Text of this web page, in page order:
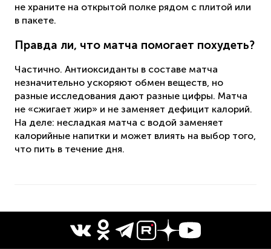
не храните на открытой полке рядом с плитой или
в пакете.
Правда ли, что матча помогает похудеть?
Частично. Антиоксиданты в составе матча
незначительно ускоряют обмен веществ, но
разные исследования дают разные цифры. Матча
не «сжигает жир» и не заменяет дефицит калорий.
На деле: несладкая матча с водой заменяет
калорийные напитки и может влиять на выбор того,
что пить в течение дня.